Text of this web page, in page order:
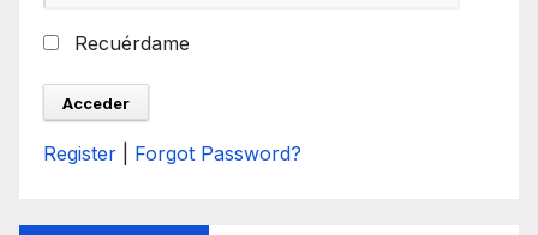
Recuérdame
Register Forgot Password?